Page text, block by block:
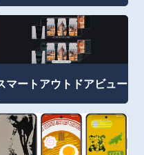
マートアウトドアビュー